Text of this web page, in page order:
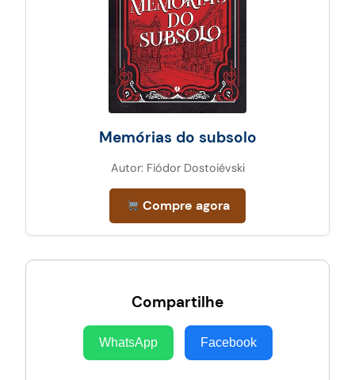
Memórias do subsolo
Autor: Fiódor Dostoiévski
Compre agora
Compartilhe
WhatsApp Facebook